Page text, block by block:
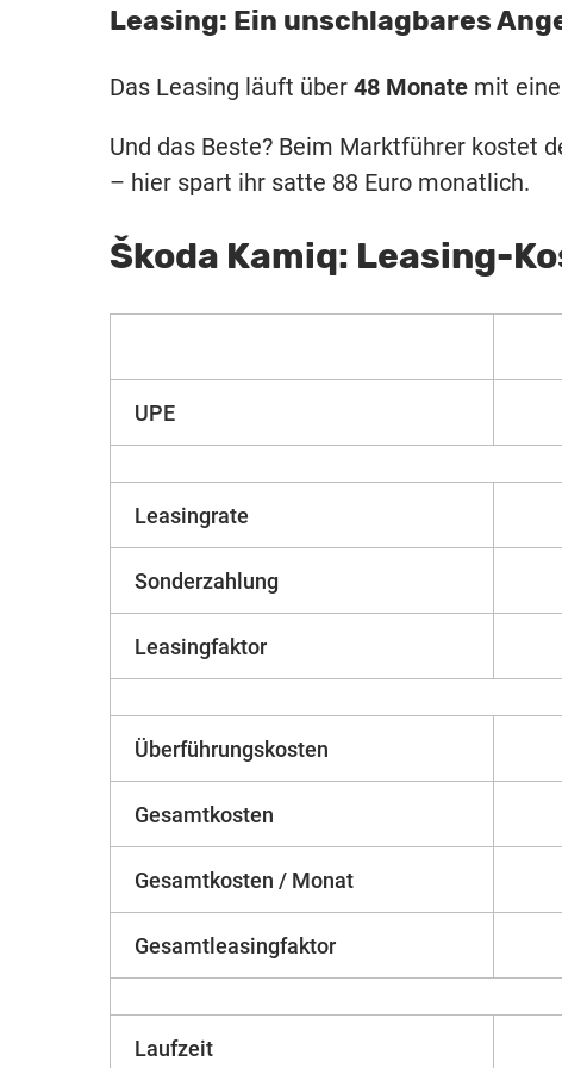
Leasing: Ein unschlagbares
Das Leasing läuft über 48 Monate mit
Und das Beste? Beim Marktführer kostet
– hier spart ihr satte 88 Euro monatlich.
Škoda Kamiq: Leasing-
UPE
Leasingrate
Sonderzahlung
Leasingfaktor
Überführungskosten
Gesamtkosten
Gesamtkosten / Monat
Gesamtleasingfaktor
Laufzeit